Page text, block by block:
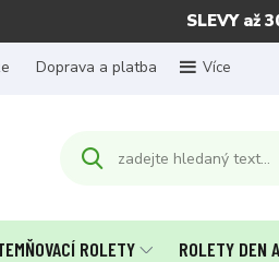
SLEVY až
Doprava a platba Více
ROLETY ROLETY DEN